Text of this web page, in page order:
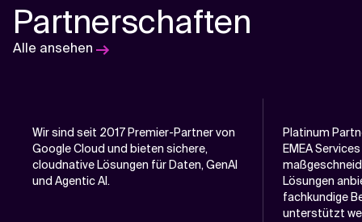
Partnerschaften
Alle ansehen
Wir sind seit 2017 Premier-Partner von
Google Cloud und bieten sichere,
cloudnative Lösungen für Daten, GenAI
und Agentic AI.
Platinum
EMEA
Lösungen
fachkundige
unterstützt